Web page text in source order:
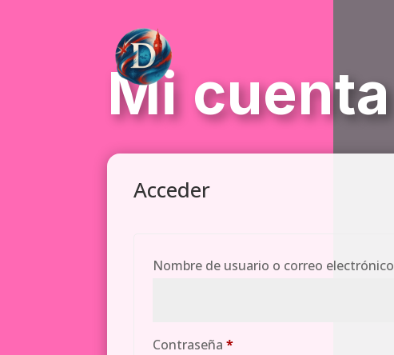
Mi cuenta
Acceder
Nombre de usuario o correo electrónico
Contraseña *Obligatorio